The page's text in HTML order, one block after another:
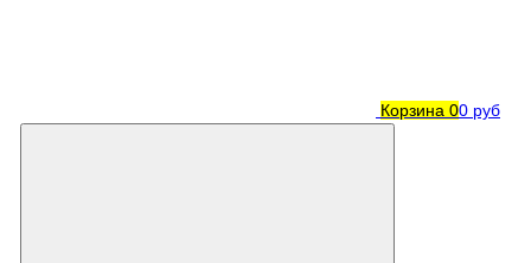
Корзина 00 руб